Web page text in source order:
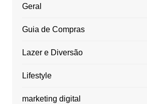
Geral
Guia de Compras
Lazer e Diversão
Lifestyle
marketing digital